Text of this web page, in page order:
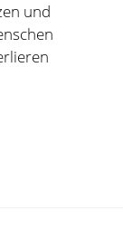
und